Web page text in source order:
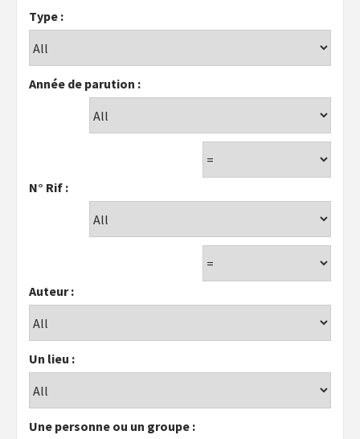
Type :
Année de parution :
N° Rif :
Auteur :
Un lieu :
Une personne ou un groupe :